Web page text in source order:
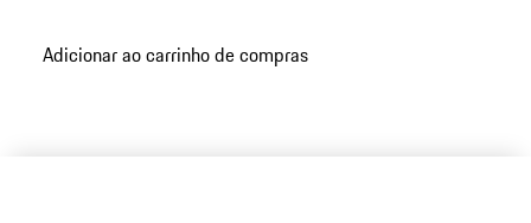
às
Adicionar ao carrinho de compras